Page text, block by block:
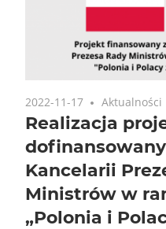
2022-11-17 Aktualności
Realizacja
Kancelarii
Ministrów w
„Polonia i